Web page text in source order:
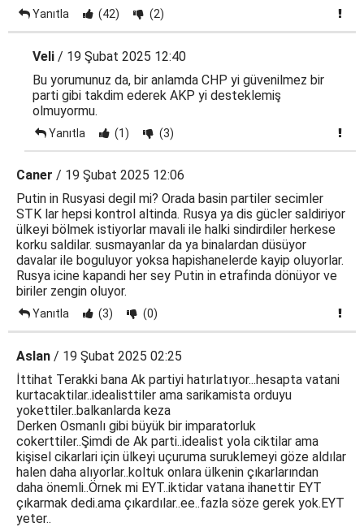
Yanıtla (42) (2)
Veli / 19 Şubat 2025 12:40
Bu yorumunuz da, bir anlamda CHP yi güvenilmez bir
parti gibi takdim ederek AKP yi desteklemiş
olmuyormu.
Yanıtla (1) (3)
Caner / 19 Şubat 2025 12:06
Putin in Rusyasi degil mi? Orada basin partiler secimler
STK lar hepsi kontrol altinda. Rusya ya dis gücler saldiriyor
ülkeyi bölmek istiyorlar mavali ile halki sindirdiler herkese
korku saldilar. susmayanlar da ya binalardan düsüyor
davalar ile boguluyor yoksa hapishanelerde kayip oluyorlar.
Rusya icine kapandi her sey Putin in etrafinda dönüyor ve
biriler zengin oluyor.
Yanıtla (3) (0)
Aslan / 19 Şubat 2025 02:25
İttihat Terakki bana Ak partiyi hatırlatıyor...hesapta vatani
kurtacaktilar..idealisttiler ama sarikamista orduyu
yokettiler..balkanlarda keza
Derken Osmanlı gibi büyük bir imparatorluk
cokerttiler..Şimdi de Ak parti..idealist yola ciktilar ama
kişisel cikarlari için ülkeyi uçuruma suruklemeyi göze aldılar
halen daha alıyorlar..koltuk onlara ülkenin çıkarlarından
daha önemli..Örnek mi EYT..iktidar vatana ihanettir EYT
çıkarmak dedi.ama çıkardılar..ee..fazla söze gerek yok.EYT
yeter..